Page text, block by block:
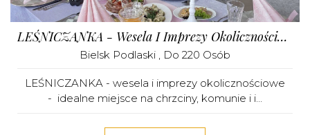
LEŚNICZANKA - Wesela I Imprezy Okolicznościowe
Bielsk Podlaski , Do 220 Osób
LEŚNICZANKA - wesela i imprezy okolicznościowe
- idealne miejsce na chrzciny, komunie i i...